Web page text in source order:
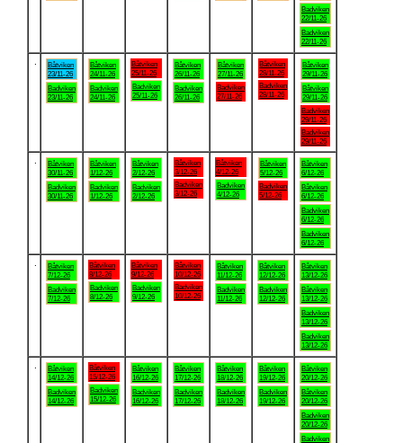
Badviken
22/11-26
Badviken
22/11-26
Båtviken
23/11-26
Badviken
23/11-26
Båtviken
24/11-26
Badviken
24/11-26
Båtviken
25/11-26
Badviken
25/11-26
Båtviken
26/11-26
Badviken
26/11-26
Båtviken
27/11-26
Badviken
27/11-26
Båtviken
28/11-26
Badviken
28/11-26
Båtviken
29/11-26
Båtviken
29/11-26
Badviken
29/11-26
Badviken
29/11-26
Båtviken
30/11-26
Badviken
30/11-26
Båtviken
1/12-26
Badviken
1/12-26
Båtviken
2/12-26
Badviken
2/12-26
Båtviken
3/12-26
Badviken
3/12-26
Båtviken
4/12-26
Badviken
4/12-26
Båtviken
5/12-26
Badviken
5/12-26
Båtviken
6/12-26
Båtviken
6/12-26
Badviken
6/12-26
Badviken
6/12-26
Båtviken
7/12-26
Badviken
7/12-26
Båtviken
8/12-26
Badviken
8/12-26
Båtviken
9/12-26
Badviken
9/12-26
Båtviken
10/12-26
Badviken
10/12-26
Båtviken
11/12-26
Badviken
11/12-26
Båtviken
12/12-26
Badviken
12/12-26
Båtviken
13/12-26
Båtviken
13/12-26
Badviken
13/12-26
Badviken
13/12-26
Båtviken
14/12-26
Badviken
14/12-26
Båtviken
15/12-26
Badviken
15/12-26
Båtviken
16/12-26
Badviken
16/12-26
Båtviken
17/12-26
Badviken
17/12-26
Båtviken
18/12-26
Badviken
18/12-26
Båtviken
19/12-26
Badviken
19/12-26
Båtviken
20/12-26
Båtviken
20/12-26
Badviken
20/12-26
Badviken